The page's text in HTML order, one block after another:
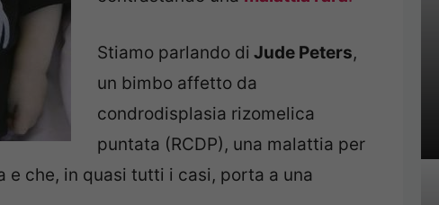
Stiamo parlando di Jude Peters,
un bimbo affetto da
condrodisplasia rizomelica
puntata (RCDP), una malattia per
e che, in quasi tutti i casi, porta a una